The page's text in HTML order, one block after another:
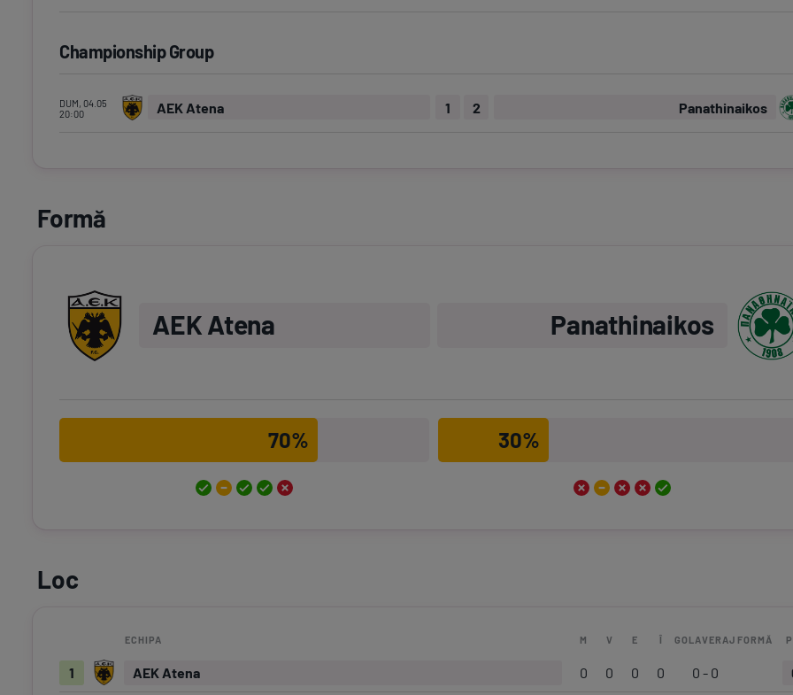
Championship Group
DUM, 04.05
20:00
AEK Atena 1 Panathinaikos
2
Formă
AEK Atena Panathinaikos
70% 30%
Loc
ECHIPA M V E Î GOLAVERAJ FORMĂ
1 AEK Atena 0 0 0 0 0 - 0